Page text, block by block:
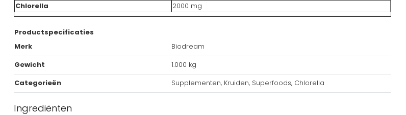
Chlorella
2000 mg
Productspecificaties
Merk
Biodream
Gewicht
1.000 kg
Categorieën
Supplementen, Kruiden, Superfoods, Chlorella
Ingrediënten